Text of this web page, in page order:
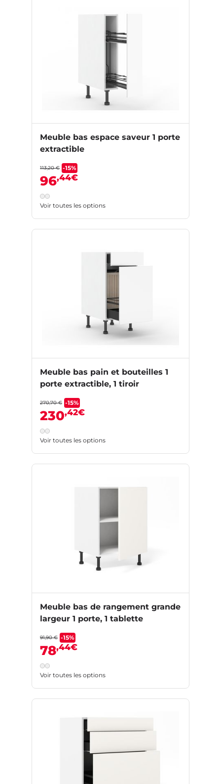
Meuble bas espace saveur 1 porte
extractible
113,20 € -15%
96,44€
Voir toutes les options
Meuble bas pain et bouteilles 1
porte extractible, 1 tiroir
270,70 € -15%
230,42€
Voir toutes les options
Meuble bas de rangement grande
largeur 1 porte, 1 tablette
91,90 € -15%
78,44€
Voir toutes les options